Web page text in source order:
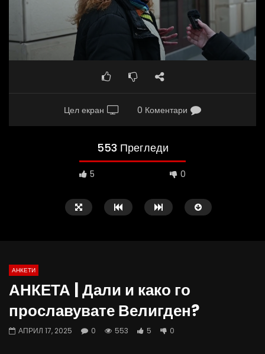
Цел екран 0 Коментари
553 Прегледи
5 0
ЈУЛИ 21, 2026
донирале своите
АНКЕТИ
АНКЕТА | Дали и како го
прославувате Велигден?
АПРИЛ 17, 2025 0 553 5 0